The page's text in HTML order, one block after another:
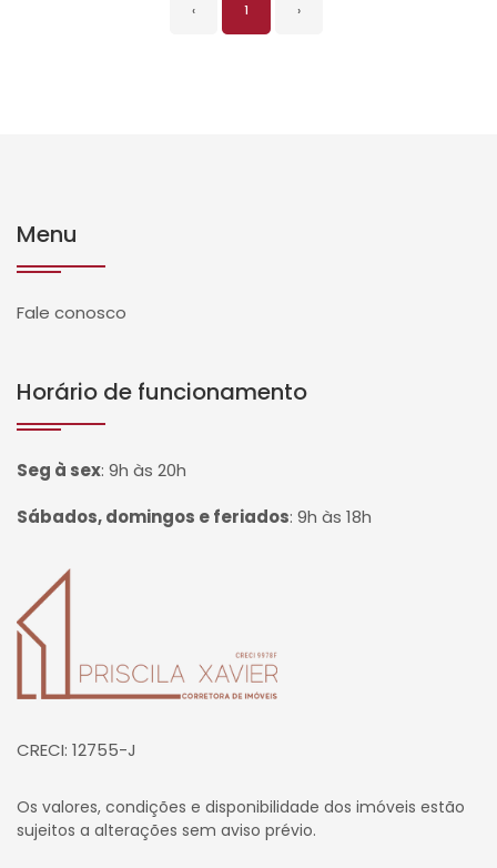
‹ 1 ›
Menu
Fale conosco
Horário de funcionamento
Seg à sex: 9h às 20h
Sábados, domingos e feriados: 9h às 18h
Página inicial
CRECI: 12755-J
Os valores, condições e disponibilidade dos imóveis estão
sujeitos a alterações sem aviso prévio.